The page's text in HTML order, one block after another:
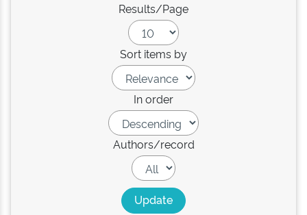
Results/Page
Sort items by
In order
Authors/record